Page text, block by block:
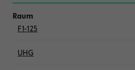
F1-125
UHG